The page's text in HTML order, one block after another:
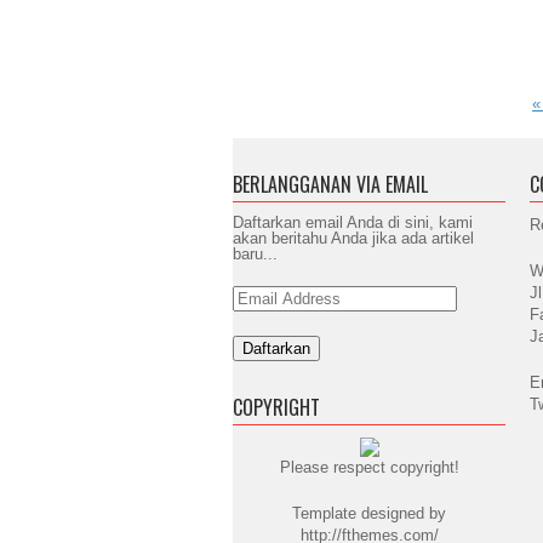
«
BERLANGGANAN VIA EMAIL
Daftarkan email Anda di sini, kami
akan beritahu Anda jika ada artikel
baru...
Email
Address
COPYRIGHT
Please respect copyright!
Template designed by
http://fthemes.com/